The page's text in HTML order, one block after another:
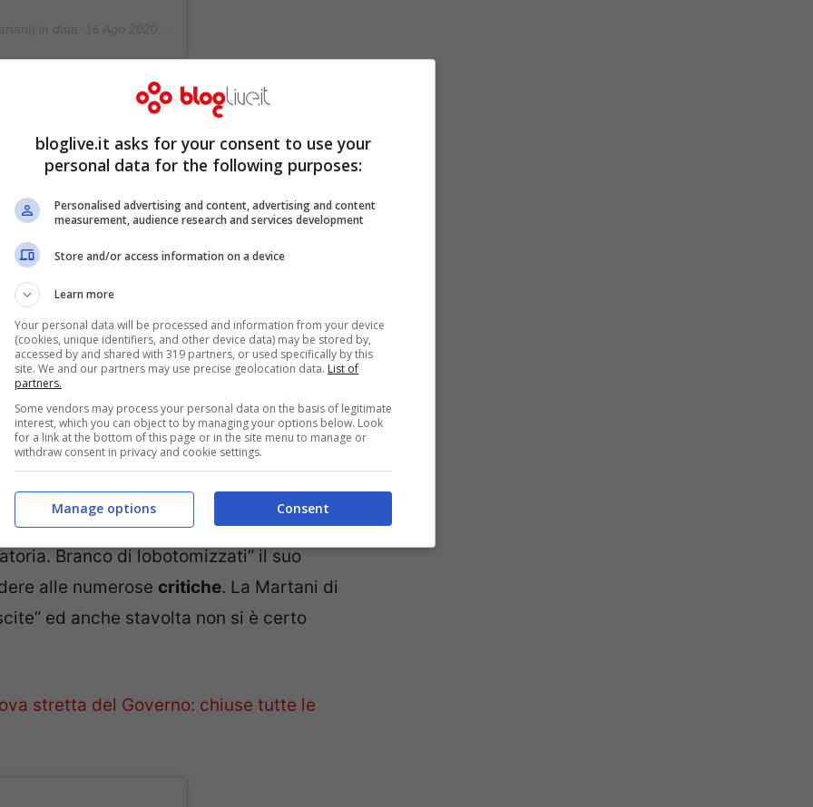
il suo cellulare per poi postare il video sul
postato la Martani ha spiegato di aver
affermando come non fosse
tutti si siano rifiutati di mostrarglielo.
sul accountInstagram, ha postato un
arrivate sul suo profilo. “La
Branco di lobotomizzati” il suo
alle numerose critiche. La Martani di
ed anche stavolta non si è certo
stretta del Governo: chiuse tutte le
bloglive.it asks for your consent to use your
personal data for the following purposes:
Personalised advertising and content, advertising and content
measurement, audience research and services development
Store and/or access information on a device
Learn more
Your personal data will be processed and information from your device
(cookies, unique identifiers, and other device data) may be stored by,
accessed by and shared with 319 partners, or used specifically by this
site. We and our partners may use precise geolocation data. List of
partners.
Some vendors may process your personal data on the basis of legitimate
interest, which you can object to by managing your options below. Look
for a link at the bottom of this page or in the site menu to manage or
withdraw consent in privacy and cookie settings.
Consent
Manage options